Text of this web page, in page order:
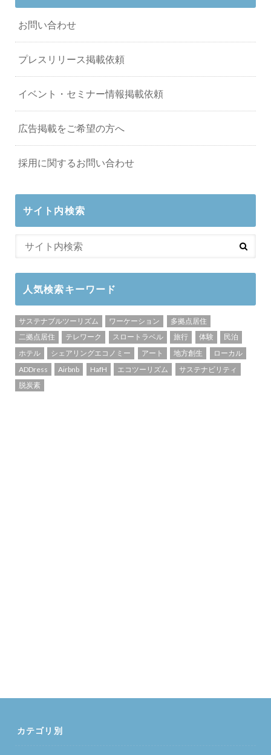
お問い合わせ
プレスリリース掲載依頼
イベント・セミナー情報掲載依頼
広告掲載をご希望の方へ
採用に関するお問い合わせ
サイト内検索
人気検索キーワード
サステナブルツーリズム ワーケーション
多拠点居住
二拠点居住
テレワーク スロートラベル 旅行 体験
民泊
ホテル
シェアリングエコノミー アート 地方創生
ローカル
ADDress
Airbnb HafH エコツーリズム
サステナビリティ
脱炭素
カテゴリ別